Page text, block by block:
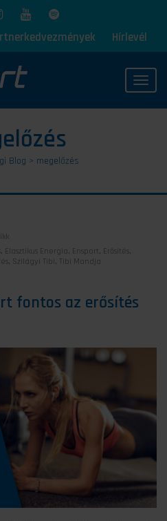
Hírlevél
Blog > megelőzés
, Elasztikus Energia, Ensport , Erősítés,
, Szilágyi Tibi, Tibi Mondja
fontos az erősítés